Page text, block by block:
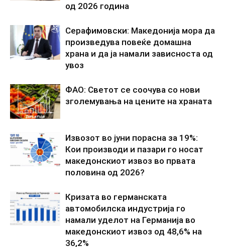
од 2026 година
Серафимовски: Македонија мора да
произведува повеќе домашна
храна и да ја намали зависноста од
увоз
ФАО: Светот се соочува со нови
зголемувања на цените на храната
Извозот во јуни порасна за 19%:
Кои производи и пазари го носат
македонскиот извоз во првата
половина од 2026?
Кризата во германската
автомобилска индустрија го
намали уделот на Германија во
македонскиот извоз од 48,6% на
36,2%